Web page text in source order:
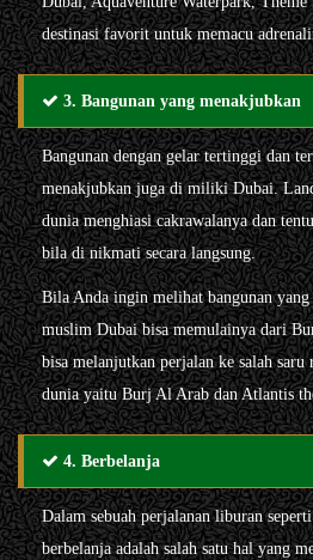
destinasi favorit untuk memacu
3. Bangunan yang menakjubkan
Bangunan dengan gelar tertinggi dan
menakjubkan juga di miliki Dubai.
dunia menghiasi cakrawalanya dan
bila di nikmati secara langsung.
Bila Anda ingin melihat bangunan
muslim Dubai bisa memulainya dari
bisa melanjutkan perjalan ke salah
dunia yaitu Burj Al Arab dan Atlantis
4. Berbelanja
Dalam sebuah perjalanan liburan
berbelanja adalah salah satu hal yang